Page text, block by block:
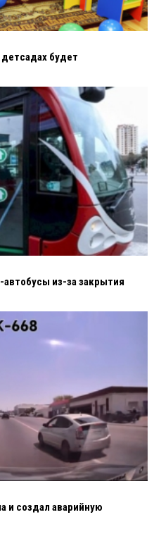
будет
из-за закрытия
и создал аварийную